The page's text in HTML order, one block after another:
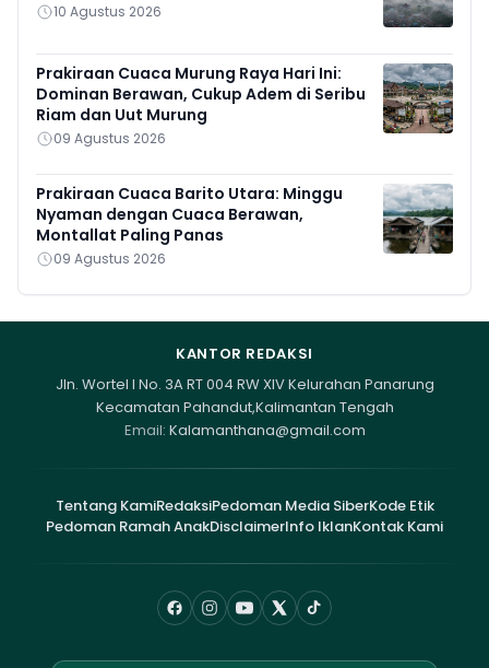
10 Agustus 2026
Prakiraan Cuaca Murung Raya Hari Ini:
Dominan Berawan, Cukup Adem di Seribu
Riam dan Uut Murung
09 Agustus 2026
Prakiraan Cuaca Barito Utara: Minggu
Nyaman dengan Cuaca Berawan,
Montallat Paling Panas
09 Agustus 2026
KANTOR REDAKSI
Jln. Wortel I No. 3A RT 004 RW XIV Kelurahan Panarung
Kecamatan Pahandut,Kalimantan Tengah
Email: Kalamanthana@gmail.com
Tentang KamiRedaksiPedoman Media SiberKode Etik
Pedoman Ramah AnakDisclaimerInfo IklanKontak Kami